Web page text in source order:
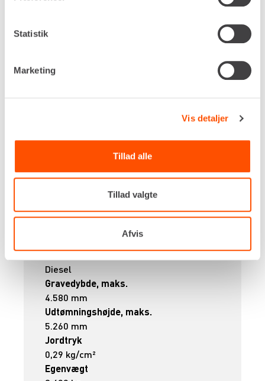
Statistik
Marketing
Vis detaljer
Tillad alle
Tillad valgte
Afvis
Drivkraft
Diesel
Gravedybde, maks.
4.580 mm
Udtømningshøjde, maks.
5.260 mm
Jordtryk
0,29 kg/cm²
Egenvægt